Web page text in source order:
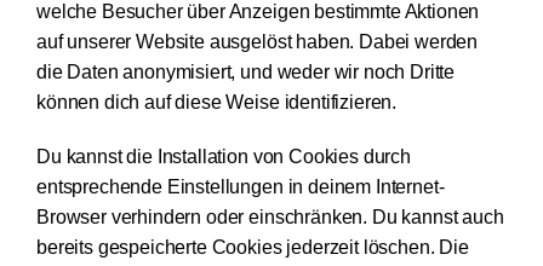
welche Besucher über Anzeigen bestimmte Aktionen
auf unserer Website ausgelöst haben. Dabei werden
die Daten anonymisiert, und weder wir noch Dritte
können dich auf diese Weise identifizieren.
Du kannst die Installation von Cookies durch
entsprechende Einstellungen in deinem Internet-
Browser verhindern oder einschränken. Du kannst auch
bereits gespeicherte Cookies jederzeit löschen. Die